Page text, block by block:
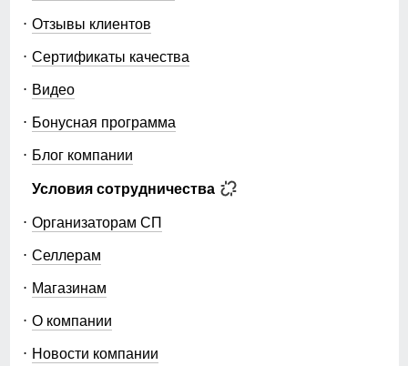
Отзывы клиентов
Сертификаты качества
Видео
Бонусная программа
Блог компании
Условия сотрудничества
Организаторам СП
Селлерам
Магазинам
О компании
Новости компании